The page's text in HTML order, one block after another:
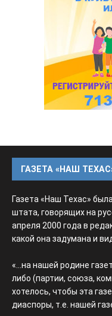
ГАЗЕТА «НАШ
Газета «Наш Техас»
штата, говорящих на
апреля 2000 года в
какой она задумана и
«...на нашей родине
либо (партии, союза,
хотелось, чтобы эта
диаспоры, т.е. нашей